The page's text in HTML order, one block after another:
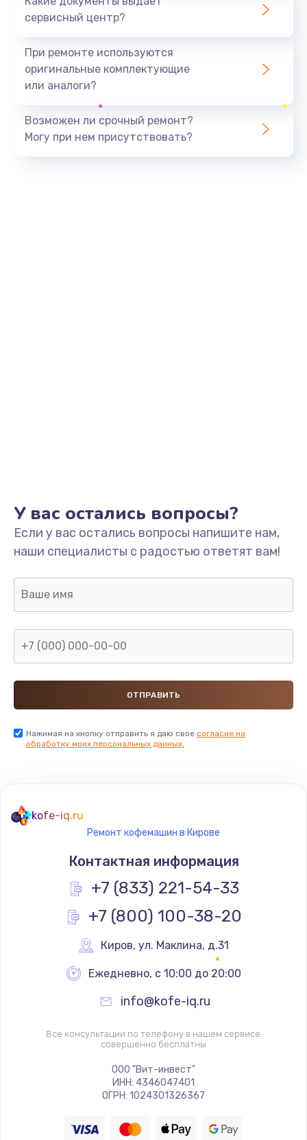
сервисный центр?
При ремонте используются
оригинальные комплектующие
или аналоги?
Возможен ли срочный ремонт?
Могу при нем присутствовать?
У вас остались вопросы?
Если у вас остались вопросы напишите нам,
наши специалисты с радостью ответят вам!
Нажимая на кнопку отправить я даю свое согласие на
обработку моих персональных данных.
kofe-iq.ru
Ремонт кофемашин в Кирове
Контактная информация
+7 (833) 221-54-33
+7 (800) 100-38-20
Киров, ул. Маклина, д.31
Ежедневно, с 10:00 до 20:00
info@kofe-iq.ru
Все консультации по телефону в нашем сервисе
совершенно бесплатны
ООО "Вит-инвест"
ИНН: 4346047401
ОГРН: 1024301326367